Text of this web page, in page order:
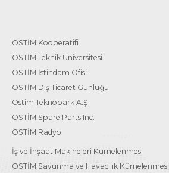
OSTİM Kooperatifi
OSTİM Teknik Üniversitesi
OSTİM İstihdam Ofisi
OSTİM Dış Ticaret Günlüğü
Ostim Teknopark A.Ş.
OSTİM Spare Parts Inc.
OSTİM Radyo
İş ve İnşaat Makineleri Kümelenmesi
OSTİM Savunma ve Havacılık Kümelenmesi